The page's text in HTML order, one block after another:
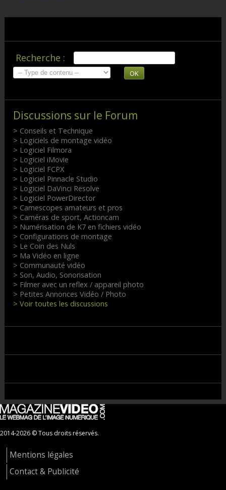
Recherche :
OK
Discussions sur le Forum
> Conseils et Technique
> Logiciels de montage vidéo
> Logiciel Filmora
> Logiciel iMovie
> Logiciel FCPX
> Logiciel Pinnacle Studio
> Logiciel DaVinci Resolve
> Logiciel PowerDirector
> Camescopes amateurs et pros
> Caméras de sport, Actioncam
> Numérisation de K7 en fichiers vidéo
> Configurations de montage
> Le Coin des Nuls
> Ma Vidéo en ligne
> Communauté vidéo
> Son, Audio, Sonorisation
> Filmer avec un reflex / appareil photo
> Petites Annonces Vidéo / Photo
> Voir toutes les discussions
2014-2026 © Tous droits réservés.
Mentions légales
Contact & Publicité